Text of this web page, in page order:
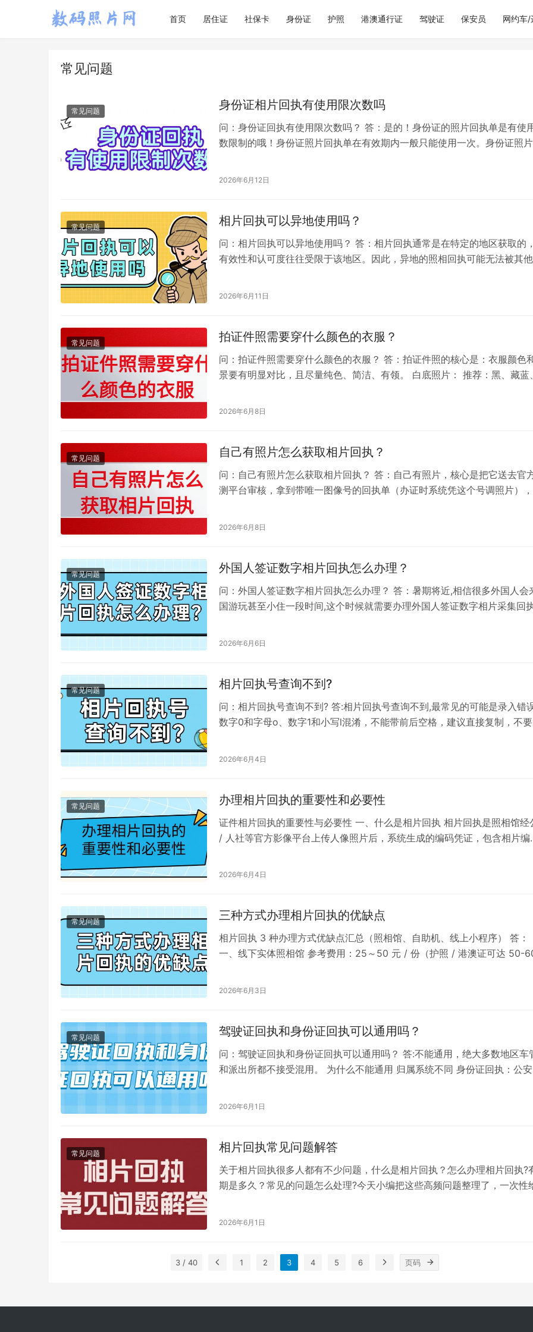
首页 居住证 社保卡 身份证 护照 港澳通行证 驾驶证 保安员 网约车/
常见问题
常见问题 身份证相片回执有使用限次数吗
问：身份证回执有使用限次数吗？ 答：是的！身份证的照片回执单是有使
数限制的哦！身份证照片回执单在有效期内一般只能使用一次。身份证照片
2026年6月12日
常见问题 相片回执可以异地使用吗？
问：相片回执可以异地使用吗？ 答：相片回执通常是在特定的地区获取的
有效性和认可度往往受限于该地区。因此，异地的照相回执可能无法被其他
2026年6月11日
常见问题 拍证件照需要穿什么颜色的衣服？
问：拍证件照需要穿什么颜色的衣服？ 答：拍证件照的核心是：衣服颜色
景要有明显对比，且尽量纯色、简洁、有领。 白底照片： 推荐：黑、藏蓝
2026年6月8日
常见问题 自己有照片怎么获取相片回执？
问：自己有照片怎么获取相片回执？ 答：自己有照片，核心是把它送去官
测平台审核，拿到带唯一图像号的回执单（办证时系统凭这个号调照片），
2026年6月8日
常见问题 外国人签证数字相片回执怎么办理？
问：外国人签证数字相片回执怎么办理？ 答：暑期将近,相信很多外国人会
国游玩甚至小住一段时间,这个时候就需要办理外国人签证数字相片采集回
2026年6月6日
常见问题 相片回执号查询不到?
问：相片回执号查询不到? 答:相片回执号查询不到,最常见的可能是录入错
数字0和字母o、数字1和小写l混淆，不能带前后空格，建议直接复制，不要
2026年6月4日
常见问题 办理相片回执的重要性和必要性
证件相片回执的重要性与必要性 一、什么是相片回执 相片回执是照相馆经
/ 人社等官方影像平台上传人像照片后，系统生成的编码凭证，包含相片编
2026年6月4日
常见问题 三种方式办理相片回执的优缺点
相片回执 3 种办理方式优缺点汇总（照相馆、自助机、线上小程序） 答：
一、线下实体照相馆 参考费用：25～50 元 / 份（护照 / 港澳证可达 50-
2026年6月3日
常见问题 驾驶证回执和身份证回执可以通用吗？
问：驾驶证回执和身份证回执可以通用吗？ 答:不能通用，绝大多数地区车
和派出所都不接受混用。 为什么不能通用 归属系统不同 身份证回执：公安
2026年6月1日
常见问题 相片回执常见问题解答
关于相片回执很多人都有不少问题，什么是相片回执？怎么办理相片回执?
期是多久？常见的问题怎么处理?今天小编把这些高频问题整理了，一次性
2026年6月1日
3 / 40 1 2 3 4 5 6